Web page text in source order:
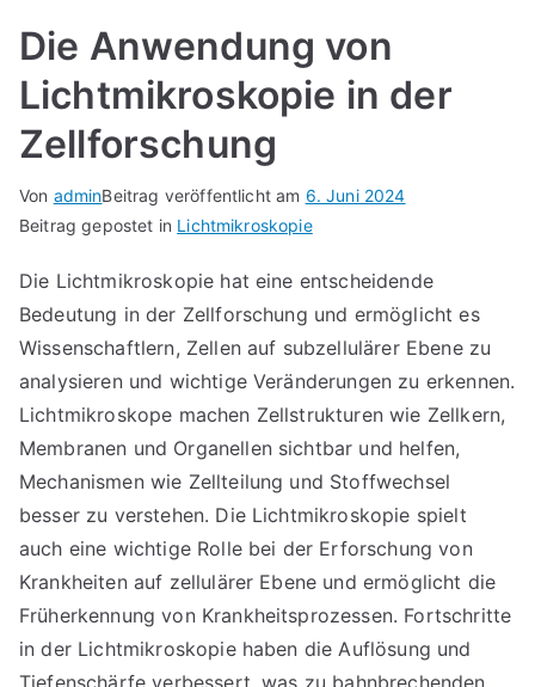
Die Anwendung von
Lichtmikroskopie in der
Zellforschung
Von adminBeitrag veröffentlicht am 6. Juni 2024
Beitrag gepostet in Lichtmikroskopie
Die Lichtmikroskopie hat eine entscheidende
Bedeutung in der Zellforschung und ermöglicht es
Wissenschaftlern, Zellen auf subzellulärer Ebene zu
analysieren und wichtige Veränderungen zu erkennen.
Lichtmikroskope machen Zellstrukturen wie Zellkern,
Membranen und Organellen sichtbar und helfen,
Mechanismen wie Zellteilung und Stoffwechsel
besser zu verstehen. Die Lichtmikroskopie spielt
auch eine wichtige Rolle bei der Erforschung von
Krankheiten auf zellulärer Ebene und ermöglicht die
Früherkennung von Krankheitsprozessen. Fortschritte
in der Lichtmikroskopie haben die Auflösung und
Tiefenschärfe verbessert, was zu bahnbrechenden